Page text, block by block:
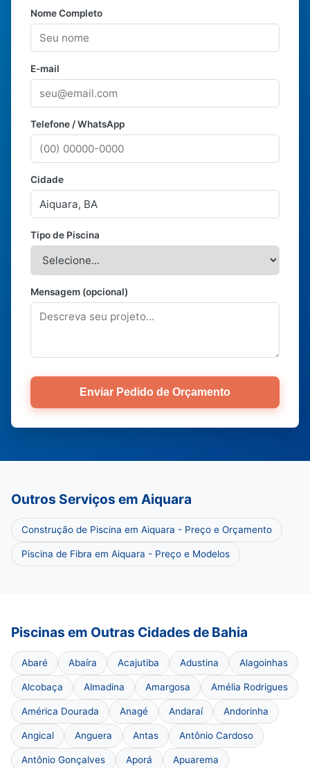
Nome Completo
E-mail
Telefone / WhatsApp
Cidade
Tipo de Piscina
Mensagem (opcional)
Enviar Pedido de Orçamento
Outros Serviços em Aiquara
Construção de Piscina em Aiquara - Preço e Orçamento
Piscina de Fibra em Aiquara - Preço e Modelos
Piscinas em Outras Cidades de Bahia
Abaré Abaíra Acajutiba Adustina Alagoinhas
Alcobaça Almadina Amargosa Amélia Rodrigues
América Dourada Anagé Andaraí Andorinha
Angical Anguera Antas Antônio Cardoso
Antônio Gonçalves Aporá Apuarema